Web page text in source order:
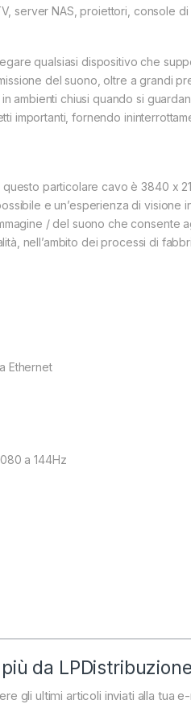
server NAS, proiettori, console
qualsiasi dispositivo che
del suono, oltre a grandi
ambienti chiusi quando si
importanti, fornendo
questo particolare cavo è 3840 x
e un’esperienza di visione
/ del suono che consente
nell’ambito dei processi di
Ethernet
a 144Hz
da LPDistribuzione
gli ultimi articoli inviati alla tua